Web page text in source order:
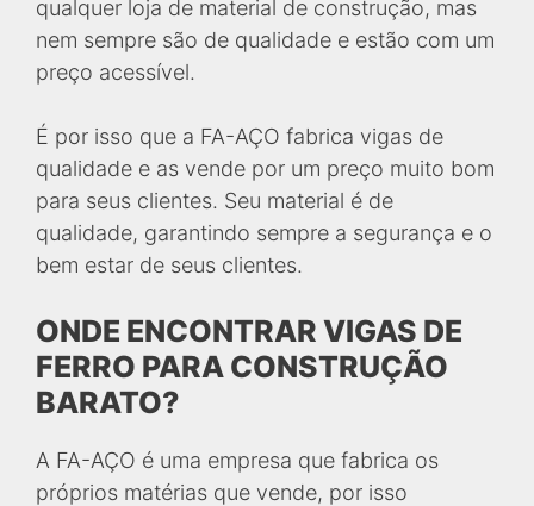
qualquer loja de material de construção, mas
nem sempre são de qualidade e estão com um
preço acessível.
É por isso que a FA-AÇO fabrica vigas de
qualidade e as vende por um preço muito bom
para seus clientes. Seu material é de
qualidade, garantindo sempre a segurança e o
bem estar de seus clientes.
ONDE ENCONTRAR VIGAS DE
FERRO PARA CONSTRUÇÃO
BARATO?
A FA-AÇO é uma empresa que fabrica os
próprios matérias que vende, por isso